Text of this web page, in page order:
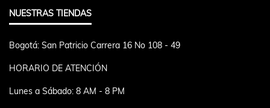
NUESTRAS TIENDAS
Bogotá: San Patricio Carrera 16 No 108 - 49
HORARIO DE ATENCIÓN
Lunes a Sábado: 8 AM - 8 PM